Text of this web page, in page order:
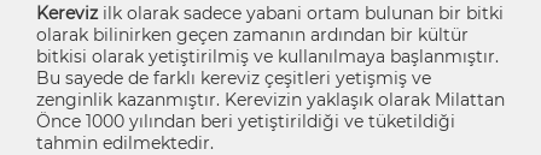
Kereviz ilk olarak sadece yabani ortam bulunan bir bitki
olarak bilinirken geçen zamanın ardından bir kültür
bitkisi olarak yetiştirilmiş ve kullanılmaya başlanmıştır.
Bu sayede de farklı kereviz çeşitleri yetişmiş ve
zenginlik kazanmıştır. Kerevizin yaklaşık olarak Milattan
Önce 1000 yılından beri yetiştirildiği ve tüketildiği
tahmin edilmektedir.